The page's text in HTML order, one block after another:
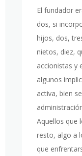
El fundador
dos, si
hijos, dos,
nietos, diez,
accionistas y
algunos
activa, bien
Aquellos que
resto, algo a
que